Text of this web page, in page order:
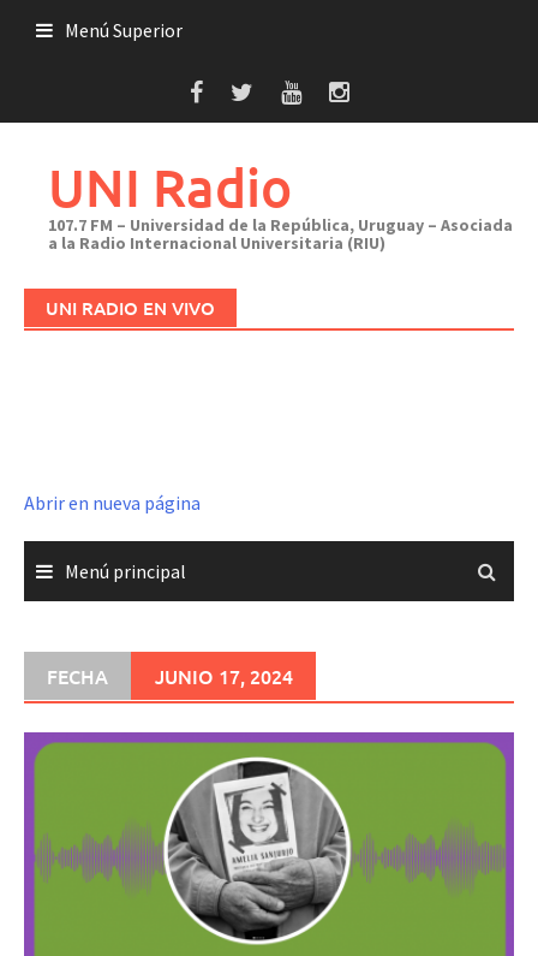
Menú Superior
UNI Radio
107.7 FM – Universidad de la República, Uruguay – Asociada
a la Radio Internacional Universitaria (RIU)
UNI RADIO EN VIVO
Abrir en nueva página
Menú principal
FECHA JUNIO 17, 2024